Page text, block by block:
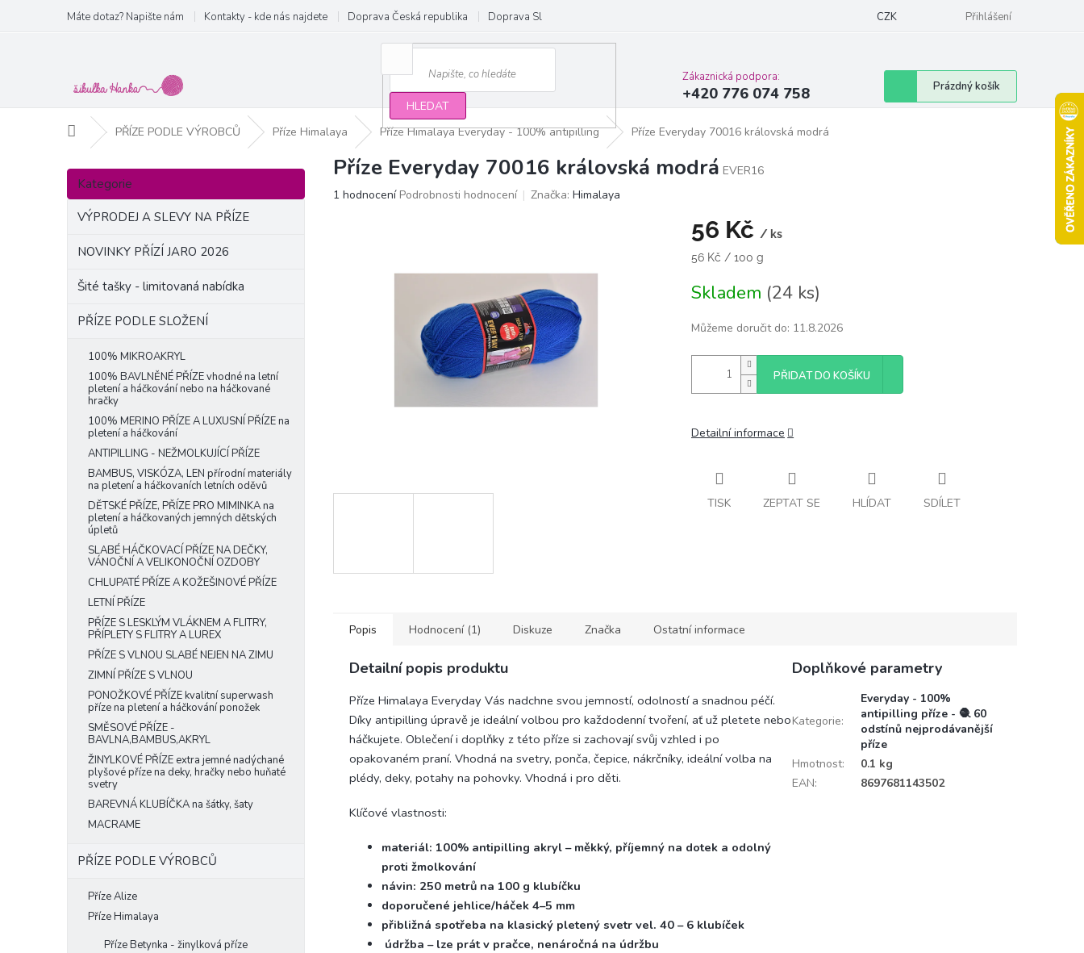
obsah
Máte dotaz? Napište nám Kontakty - kde nás najdete Doprava Česká republika Doprava Slovensko a EU Podmínky ochrany osobních údajů Moje objednávka
CZK Přihlášení
HLEDAT
Zákaznická podpora:
+420 776 074 758
Nákupní
košík
Prázdný košík
Domů PŘÍZE PODLE VÝROBCŮ Příze Himalaya Příze Himalaya Everyday - 100% antipilling Příze Everyday 70016 královská modrá
P
s
Přeskočit
kategorie
Kategorie
VÝPRODEJ A SLEVY NA PŘÍZE
NOVINKY PŘÍZÍ JARO 2026
Šité tašky - limitovaná nabídka
PŘÍZE PODLE SLOŽENÍ
100% MIKROAKRYL
100% BAVLNĚNÉ PŘÍZE vhodné na letní
pletení a háčkování nebo na háčkované
hračky
100% MERINO PŘÍZE A LUXUSNÍ PŘÍZE na
pletení a háčkování
ANTIPILLING - NEŽMOLKUJÍCÍ PŘÍZE
BAMBUS, VISKÓZA, LEN přírodní materiály
na pletení a háčkovaních letních oděvů
DĚTSKÉ PŘÍZE, PŘÍZE PRO MIMINKA na
pletení a háčkovaných jemných dětských
úpletů
SLABÉ HÁČKOVACÍ PŘÍZE NA DEČKY,
VÁNOČNÍ A VELIKONOČNÍ OZDOBY
CHLUPATÉ PŘÍZE A KOŽEŠINOVÉ PŘÍZE
LETNÍ PŘÍZE
PŘÍZE S LESKLÝM VLÁKNEM A FLITRY,
PŘÍPLETY S FLITRY A LUREX
PŘÍZE S VLNOU SLABÉ NEJEN NA ZIMU
ZIMNÍ PŘÍZE S VLNOU
PONOŽKOVÉ PŘÍZE kvalitní superwash
příze na pletení a háčkování ponožek
SMĚSOVÉ PŘÍZE -
BAVLNA,BAMBUS,AKRYL
ŽINYLKOVÉ PŘÍZE extra jemné nadýchané
plyšové příze na deky, hračky nebo huňaté
svetry
BAREVNÁ KLUBÍČKA na šátky, šaty
MACRAME
PŘÍZE PODLE VÝROBCŮ
Příze Alize
Příze Himalaya
Příze Betynka - žinylková příze
Příze Everyday 70016 královská modrá EVER16
Průměrné
1 hodnocení Podrobnosti hodnocení Značka: Himalaya
56 Kč / ks
Měrná
56 Kč / 100 g
Skladem (24 ks)
Můžeme doručit do: 11.8.2026
PŘIDAT DO KOŠÍKU
Detailní informace
TISK ZEPTAT SE HLÍDAT SDÍLET
Popis Hodnocení (1) Diskuze Značka Ostatní informace
Detailní popis produktu
Příze Himalaya Everyday Vás nadchne svou jemností, odolností a snadnou péčí.
Díky antipilling úpravě je ideální volbou pro každodenní tvoření, ať už pletete nebo
háčkujete. Oblečení i doplňky z této příze si zachovají svůj vzhled i po
opakovaném praní. Vhodná na svetry, ponča, čepice, nákrčníky, ideální volba na
plédy, deky, potahy na pohovky. Vhodná i pro děti.
Klíčové vlastnosti:
materiál: 100% antipilling akryl – měkký, příjemný na dotek a odolný
proti žmolkování
návin: 250 metrů na 100 g klubíčku
doporučené jehlice/háček 4–5 mm
přibližná spotřeba na klasický pletený svetr vel. 40 – 6 klubíček
údržba – lze prát v pračce, nenáročná na údržbu
Doplňkové parametry
Kategorie:
Everyday - 100%
antipilling příze - 🧶 60
odstínů nejprodávanější
příze
Hmotnost:
0.1 kg
EAN: 8697681143502